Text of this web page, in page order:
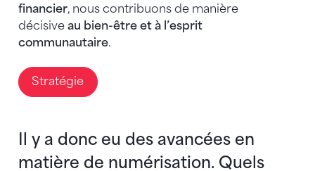
financier, nous contribuons de manière
décisive au bien-être et à l’esprit
communautaire.
Stratégie
Il y a donc eu des avancées en
matière de numérisation. Quels